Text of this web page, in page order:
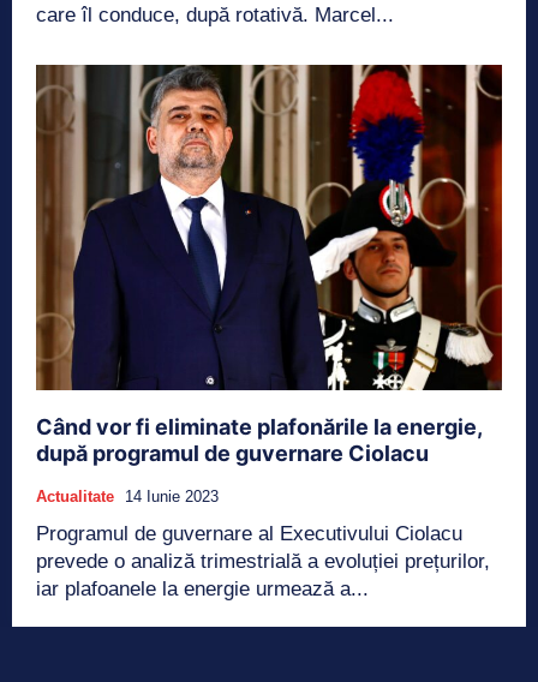
care îl conduce, după rotativă. Marcel...
Când vor fi eliminate plafonările la energie,
după programul de guvernare Ciolacu
Actualitate 14 Iunie 2023
Programul de guvernare al Executivului Ciolacu
prevede o analiză trimestrială a evoluției prețurilor,
iar plafoanele la energie urmează a...